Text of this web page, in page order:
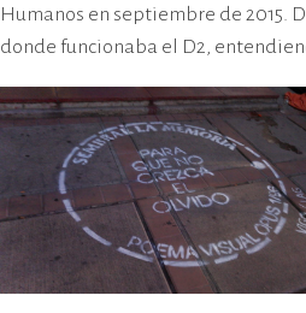
Humanos en septiembre de
donde funcionaba el D2,